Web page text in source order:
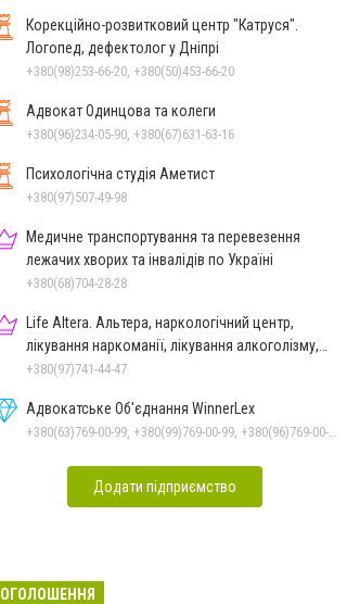
Корекційно-розвитковий центр "Катруся".
Логопед, дефектолог у Дніпрі
+380(98)253-66-20, +380(50)453-66-20
Адвокат Одинцова та колеги
+380(96)234-05-90, +380(67)631-63-16
Психологічна студія Аметист
+380(97)507-49-98
Медичне транспортування та перевезення
лежачих хворих та інвалідів по Україні
+380(68)704-28-28
Life Altera. Альтера, наркологічний центр,
лікування наркоманії, лікування алкоголізму,
зняття ломки
+380(97)741-44-47
Адвокатське Об'єднання WinnerLex
Додати підприємство
ОГОЛОШЕННЯ